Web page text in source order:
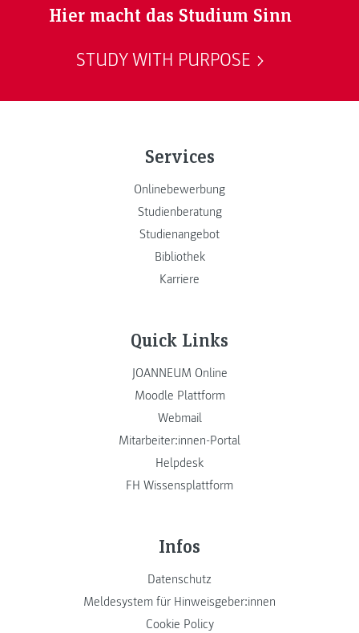
Hier macht das Studium Sinn
STUDY WITH PURPOSE
Services
Onlinebewerbung
Studienberatung
Studienangebot
Bibliothek
Karriere
Quick Links
JOANNEUM Online
Moodle Plattform
Webmail
Mitarbeiter:innen-Portal
Helpdesk
FH Wissensplattform
Infos
Datenschutz
Meldesystem für Hinweisgeber:innen
Cookie Policy